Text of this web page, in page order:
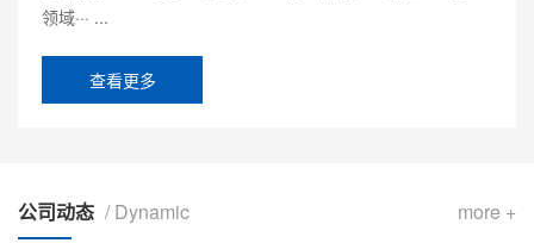
领域··· ...
查看更多
more +
公司动态 / Dynamic